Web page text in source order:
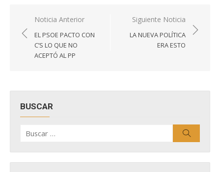
Navegación
de
entradas
Noticia Anterior
EL PSOE PACTO CON
C’S LO QUE NO
ACEPTÓ AL PP
Siguiente Noticia
LA NUEVA POLÍTICA
ERA ESTO
BUSCAR
por: